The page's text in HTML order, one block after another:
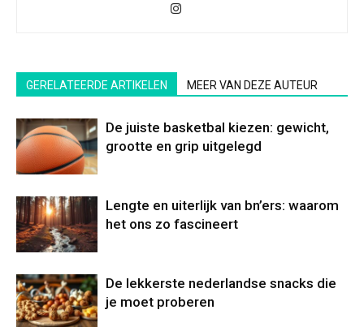
GERELATEERDE ARTIKELEN MEER VAN DEZE AUTEUR
De juiste basketbal kiezen: gewicht,
grootte en grip uitgelegd
Lengte en uiterlijk van bn’ers: waarom
het ons zo fascineert
De lekkerste nederlandse snacks die
je moet proberen